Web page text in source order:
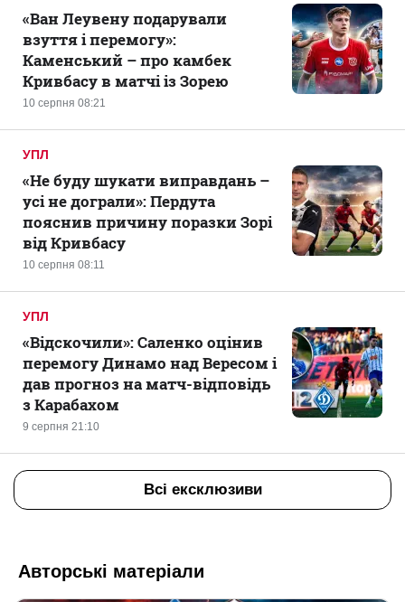
10 серпня 08:21
«Ван Леувену подарували
взуття і перемогу»:
Каменський – про камбек
Кривбасу в матчі із Зорею
УПЛ
10 серпня 08:11
«Не буду шукати виправдань –
усі не дограли»: Пердута
пояснив причину поразки Зорі
від Кривбасу
УПЛ
9 серпня 21:10
«Відскочили»: Саленко оцінив
перемогу Динамо над Вересом і
дав прогноз на матч-відповідь
з Карабахом
Всі ексклюзиви
Авторські матеріали